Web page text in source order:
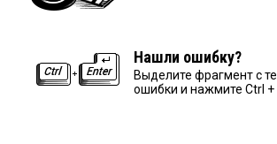
Нашли ошибку?
Выделите фрагмент с
ошибки и нажмите Ctrl +